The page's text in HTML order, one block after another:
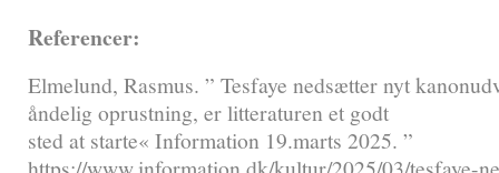
Referencer:
Elmelund, Rasmus. ” Tesfaye nedsætter nyt
åndelig oprustning, er litteraturen et godt
sted at starte« Information 19.marts 2025. ”